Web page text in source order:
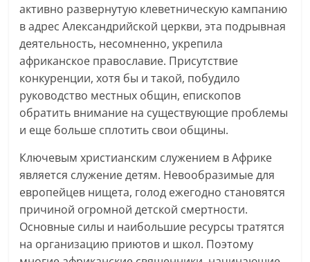
активно развернутую клеветническую кампанию
в адрес Александрийской церкви, эта подрывная
деятельность, несомненно, укрепила
африканское православие. Присутствие
конкуренции, хотя бы и такой, побудило
руководство местных общин, епископов
обратить внимание на существующие проблемы
и еще больше сплотить свои общины.
Ключевым христианским служением в Африке
является служение детям. Невообразимые для
европейцев нищета, голод ежегодно становятся
причиной огромной детской смертности.
Основные силы и наибольшие ресурсы тратятся
на организацию приютов и школ. Поэтому